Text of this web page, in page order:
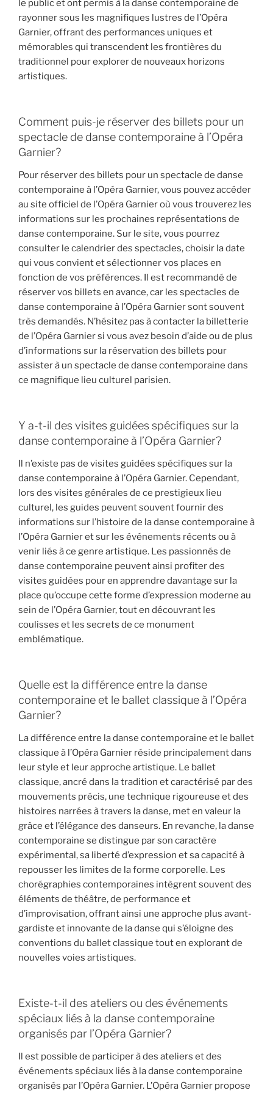
le public et ont permis à la danse contemporaine de
rayonner sous les magnifiques lustres de l’Opéra
Garnier, offrant des performances uniques et
mémorables qui transcendent les frontières du
traditionnel pour explorer de nouveaux horizons
artistiques.
Comment puis-je réserver des billets pour un
spectacle de danse contemporaine à l’Opéra
Garnier?
Pour réserver des billets pour un spectacle de danse
contemporaine à l’Opéra Garnier, vous pouvez accéder
au site officiel de l’Opéra Garnier où vous trouverez les
informations sur les prochaines représentations de
danse contemporaine. Sur le site, vous pourrez
consulter le calendrier des spectacles, choisir la date
qui vous convient et sélectionner vos places en
fonction de vos préférences. Il est recommandé de
réserver vos billets en avance, car les spectacles de
danse contemporaine à l’Opéra Garnier sont souvent
très demandés. N’hésitez pas à contacter la billetterie
de l’Opéra Garnier si vous avez besoin d’aide ou de plus
d’informations sur la réservation des billets pour
assister à un spectacle de danse contemporaine dans
ce magnifique lieu culturel parisien.
Y a-t-il des visites guidées spécifiques sur la
danse contemporaine à l’Opéra Garnier?
Il n’existe pas de visites guidées spécifiques sur la
danse contemporaine à l’Opéra Garnier. Cependant,
lors des visites générales de ce prestigieux lieu
culturel, les guides peuvent souvent fournir des
informations sur l’histoire de la danse contemporaine à
l’Opéra Garnier et sur les événements récents ou à
venir liés à ce genre artistique. Les passionnés de
danse contemporaine peuvent ainsi profiter des
visites guidées pour en apprendre davantage sur la
place qu’occupe cette forme d’expression moderne au
sein de l’Opéra Garnier, tout en découvrant les
coulisses et les secrets de ce monument
emblématique.
Quelle est la différence entre la danse
contemporaine et le ballet classique à l’Opéra
Garnier?
La différence entre la danse contemporaine et le ballet
classique à l’Opéra Garnier réside principalement dans
leur style et leur approche artistique. Le ballet
classique, ancré dans la tradition et caractérisé par des
mouvements précis, une technique rigoureuse et des
histoires narrées à travers la danse, met en valeur la
grâce et l’élégance des danseurs. En revanche, la danse
contemporaine se distingue par son caractère
expérimental, sa liberté d’expression et sa capacité à
repousser les limites de la forme corporelle. Les
chorégraphies contemporaines intègrent souvent des
éléments de théâtre, de performance et
d’improvisation, offrant ainsi une approche plus avant-
gardiste et innovante de la danse qui s’éloigne des
conventions du ballet classique tout en explorant de
nouvelles voies artistiques.
Existe-t-il des ateliers ou des événements
spéciaux liés à la danse contemporaine
organisés par l’Opéra Garnier?
Il est possible de participer à des ateliers et des
événements spéciaux liés à la danse contemporaine
organisés par l’Opéra Garnier. L’Opéra Garnier propose